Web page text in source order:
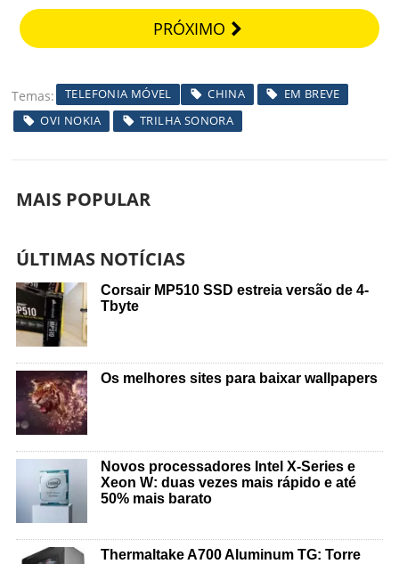
PRÓXIMO
Temas TELEFONIA MÓVEL CHINA
EM BREVE
OVI NOKIA
TRILHA SONORA
MAIS POPULAR
ÚLTIMAS NOTÍCIAS
Corsair MP510 SSD estreia versão de 4-
Tbyte
Os melhores sites para baixar wallpapers
Novos processadores Intel X-Series e
Xeon W: duas vezes mais rápido e até
50% mais barato
Thermaltake A700 Aluminum TG: Torre